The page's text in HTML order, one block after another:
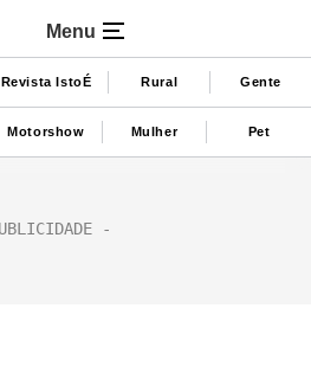
Menu
Revista IstoÉ Rural Gente
Motorshow Mulher Pet